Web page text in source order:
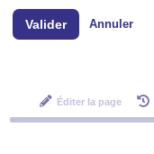
Valider Annuler
Éditer la page